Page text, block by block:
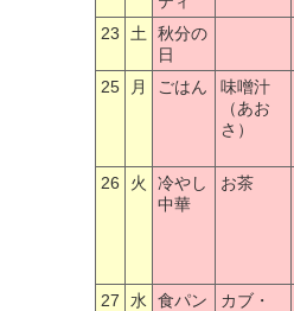
23 土
秋分の
日
25
月 ごはん
味噌汁
（あお
さ）
26 火
冷やし
中華
お茶
27 水 食パン
カブ・